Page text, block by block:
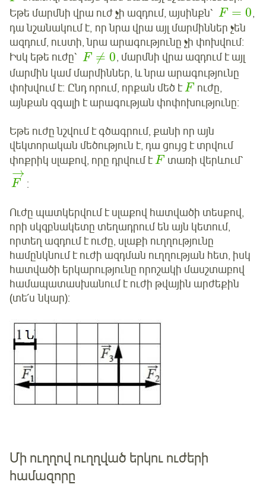
Եթե մարմնի վրա ուժ չի ազդում, այսինքն՝ F = 0,
դա նշանակում է, որ նրա վրա այլ մարմիններ չեն
ազդում, ուստի, նրա արագությունը չի փոխվում։
Իսկ եթե ուժը՝ F ≠ 0, մարմնի վրա ազդում է այլ
մարմին կամ մարմիններ, և նրա արագությունը
փոխվում է։ Ընդ որում, որքան մեծ էF ուժը,
այնքան զգալի է արագության փոփոխությունը:
Եթե ուժը նշվում է գծագրում, քանի որ այն
վեկտորական մեծություն է, դա ցույց է տրվում
փոքրիկ սլաքով, որը դրվում էF տառի վերևում՝
F
→
:
Ուժը պատկերվում է սլաքով հատվածի տեսքով,
որի սկզբնակետը տեղադրում են այն կետում,
որտեղ ազդում է ուժը, սլաքի ուղղությունը
համընկնում է ուժի ազդման ուղղության հետ, իսկ
հատվածի երկարությունը որոշակի մասշտաբով
համապատասխանում է ուժի թվային արժեքին
(տե՛ս նկար):
Մի ուղղով ուղղված երկու ուժերի
համազորը